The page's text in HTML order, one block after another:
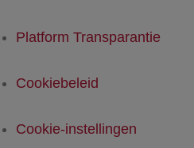
Platform Transparantie
Cookiebeleid
Cookie-instellingen